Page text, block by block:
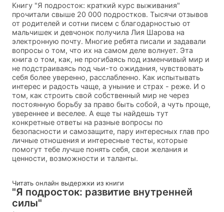
Книгу "Я подросток: краткий курс выживания"
прочитали свыше 20 000 подростков. Тысячи отзывов
от родителей и сотни писем с благодарностью от
мальчишек и девчонок получила Лия Шарова на
электронную почту. Многие ребята писали и задавали
вопросы о том, что их на самом деле волнует. Эта
книга о том, как, не прогибаясь под изменчивый мир и
не подстраиваясь под чьи-то ожидания, чувствовать
себя более уверенно, расслабленно. Как испытывать
интерес и радость чаще, а уныние и страх - реже. И о
том, как строить свой собственный мир не через
постоянную борьбу за право быть собой, а чуть проще,
увереннее и веселее. А еще ты найдешь тут
конкретные ответы на разные вопросы по
безопасности и самозащите, пару интересных глав про
личные отношения и интересные тесты, которые
помогут тебе лучше понять себя, свои желания и
ценности, возможности и таланты.
Читать онлайн выдержки из книги
"Я подросток: развитие внутренней
силы"